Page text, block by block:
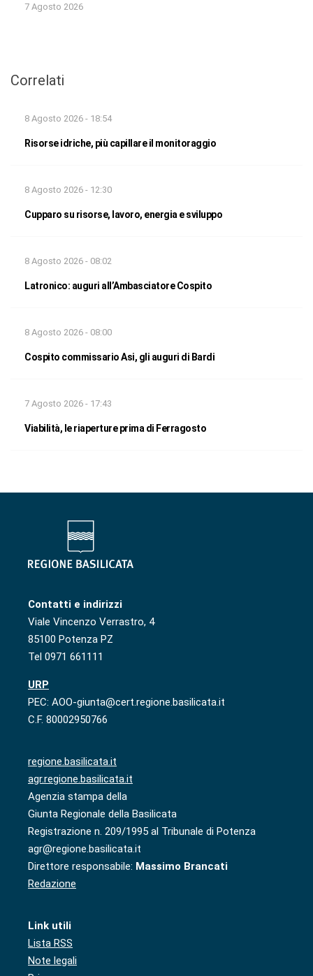
7 Agosto 2026
Correlati
8 Agosto 2026 - 18:54
Risorse idriche, più capillare il monitoraggio
8 Agosto 2026 - 12:30
Cupparo su risorse, lavoro, energia e sviluppo
8 Agosto 2026 - 08:02
Latronico: auguri all’Ambasciatore Cospito
8 Agosto 2026 - 08:00
Cospito commissario Asi, gli auguri di Bardi
7 Agosto 2026 - 17:43
Viabilità, le riaperture prima di Ferragosto
Contatti e indirizzi
Viale Vincenzo Verrastro, 4
85100 Potenza PZ
Tel 0971 661111
URP
PEC: AOO-giunta@cert.regione.basilicata.it
C.F. 80002950766
regione.basilicata.it
agr.regione.basilicata.it
Agenzia stampa della
Giunta Regionale della Basilicata
Registrazione n. 209/1995 al Tribunale di Potenza
agr@regione.basilicata.it
Direttore responsabile: Massimo Brancati
Redazione
Link utili
Lista RSS
Note legali